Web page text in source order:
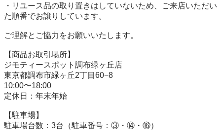
・リユース品の取り置きはしていないため、ご来店いただい
た順番でお譲りしています。
ご理解とご協力をお願いいたします。
【商品お取引場所】
ジモティースポット調布緑ヶ丘店
東京都調布市緑ヶ丘2丁目60−8
10:00〜18:00
定休日：年末年始
【駐⾞場】
駐車場台数：3台（駐車番号：③・⑭・⑯）